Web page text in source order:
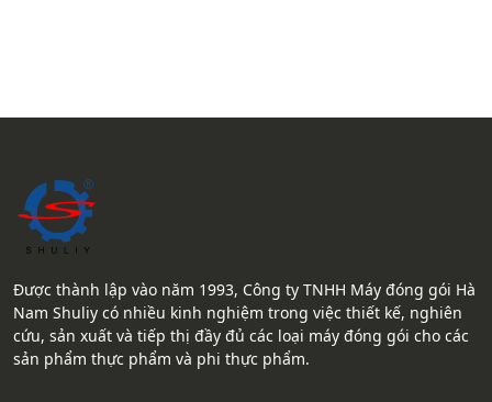
Được thành lập vào năm 1993, Công ty TNHH Máy đóng gói Hà
Nam Shuliy có nhiều kinh nghiệm trong việc thiết kế, nghiên
cứu, sản xuất và tiếp thị đầy đủ các loại máy đóng gói cho các
sản phẩm thực phẩm và phi thực phẩm.